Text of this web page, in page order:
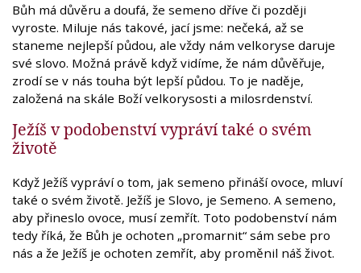
Bůh má důvěru a doufá, že semeno dříve či později
vyroste. Miluje nás takové, jací jsme: nečeká, až se
staneme nejlepší půdou, ale vždy nám velkoryse daruje
své slovo. Možná právě když vidíme, že nám důvěřuje,
zrodí se v nás touha být lepší půdou. To je naděje,
založená na skále Boží velkorysosti a milosrdenství.
Ježíš v podobenství vypráví také o svém
životě
Když Ježíš vypráví o tom, jak semeno přináší ovoce, mluví
také o svém životě. Ježíš je Slovo, je Semeno. A semeno,
aby přineslo ovoce, musí zemřít. Toto podobenství nám
tedy říká, že Bůh je ochoten „promarnit“ sám sebe pro
nás a že Ježíš je ochoten zemřít, aby proměnil náš život.